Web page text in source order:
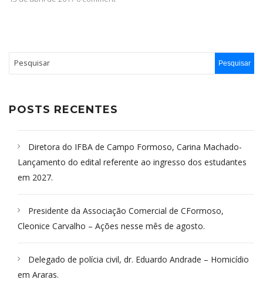
POSTS RECENTES
Diretora do IFBA de Campo Formoso, Carina Machado-
Lançamento do edital referente ao ingresso dos estudantes
em 2027.
Presidente da Associação Comercial de CFormoso,
Cleonice Carvalho – Ações nesse mês de agosto.
Delegado de polícia civil, dr. Eduardo Andrade – Homicídio
em Araras.